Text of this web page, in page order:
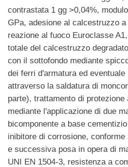
contrastata 1 gg >0,04%,
GPa, adesione al calcestruzzo
reazione al fuoco Euroclasse
totale del calcestruzzo
con il sottofondo mediante
dei ferri d'armatura ed eventuale
attraverso la saldatura di
parte), trattamento di protezione
mediante l'applicazione di due
bicomponente a base
inibitore di corrosione, conforme
e successiva posa in opera di
UNI EN 1504-3, resistenza a